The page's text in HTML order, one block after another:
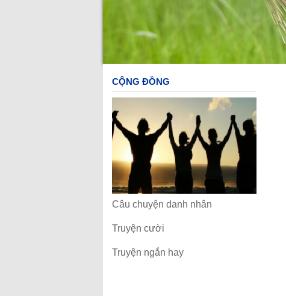
Thức ăn cho bò, dê-cừu
Tuyển dụng
Văn hóa RICO FEED
Chính sách nhân sự
Cơ hội nghề nghiệp
Cộng đồng
Câu chuyện danh nhân
Truyện cười
Truyện ngắn hay
Liên hệ
CỘNG ĐỒNG
Câu chuyện danh nhân
Truyện cười
Truyện ngắn hay